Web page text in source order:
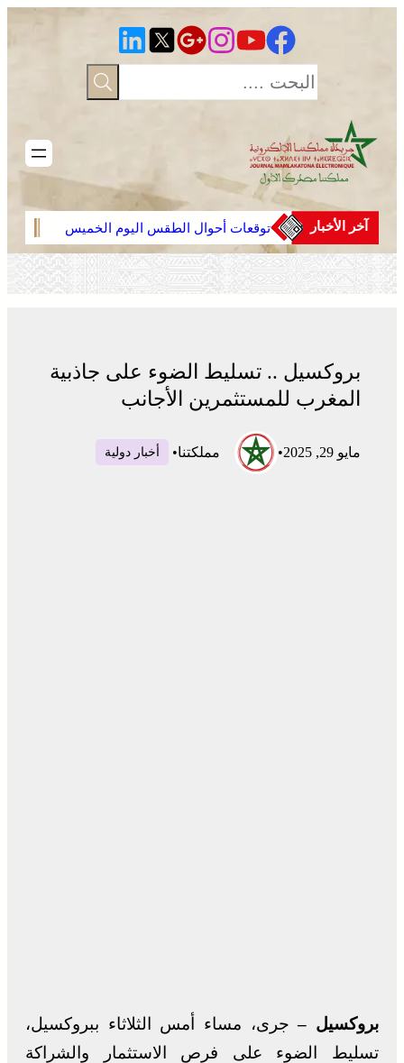
آخر الأخبار
توقعات أحوال الطقس اليوم الخميس
بالمغرب
بروكسيل .. تسليط الضوء على جاذبية
المغرب للمستثمرين الأجانب
مايو 29, 2025 • مملكتنا• أخبار دولية
بروكسيل –جرى، مساء أمس الثلاثاء ببروكسيل،
تسليط الضوء على فرص الاستثمار والشراكة